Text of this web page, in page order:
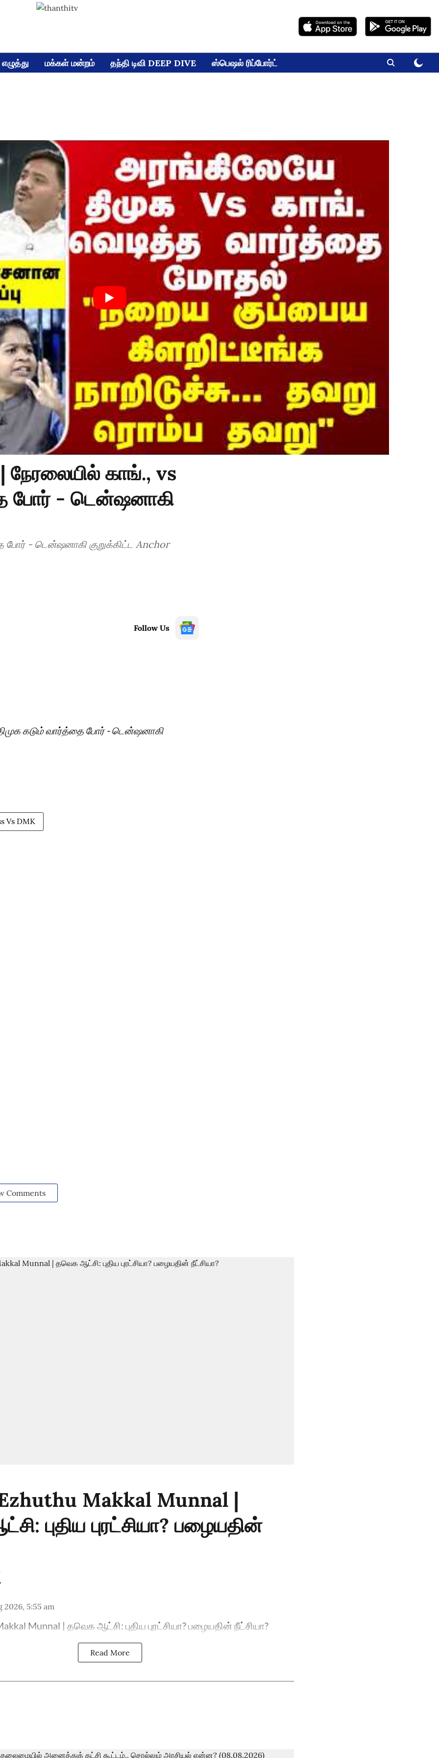
மக்கள் மன்றம் தந்தி டிவி DEEP DIVE ஸ்பெஷல் ரிப்போர்ட்
நேரலையில் காங்., vs
போர் - டென்ஷனாகி
போர் - டென்ஷனாகி குறுக்கிட்ட Anchor
Follow Us
கடும் வார்த்தை போர் - டென்ஷனாகி
Vs DMK
Comments
Makkal Munnal |
புதிய புரட்சியா? பழையதின்
2026, 5:55 am
Munnal | தவெக ஆட்சி: புதிய புரட்சியா? பழையதின் நீட்சியா?
Read More